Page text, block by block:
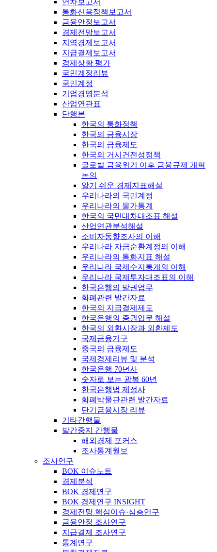
연차보고서
통화신용정책보고서
금융안정보고서
경제전망보고서
지역경제보고서
지급결제보고서
경제상황 평가
국민계정리뷰
국민계정
기업경영분석
산업연관표
단행본
한국의 통화정책
한국의 금융시장
한국의 금융제도
한국의 거시건전성정책
글로벌 금융위기 이후 금융규제 개혁
논의
알기 쉬운 경제지표해설
우리나라의 국민계정
우리나라의 물가통계
한국의 국민대차대조표 해설
산업연관분석해설
소비자동향조사의 이해
우리나라 자금순환계정의 이해
우리나라의 통화지표 해설
우리나라 국제수지통계의 이해
우리나라 국제투자대조표의 이해
한국은행의 발권업무
화폐관련 발간자료
한국의 지급결제제도
한국은행의 증권업무 해설
한국의 외환시장과 외환제도
국제금융기구
중국의 금융제도
국제경제리뷰 및 분석
한국은행 70년사
숫자로 보는 광복 60년
한국은행법 제정사
화폐박물관관련 발간자료
단기금융시장 리뷰
기타간행물
발간중지 간행물
해외경제 포커스
조사통계월보
조사연구
BOK 이슈노트
경제분석
BOK 경제연구
BOK 경제연구 INSIGHT
경제전망 핵심이슈·심층연구
금융안정 조사연구
지급결제 조사연구
통계연구